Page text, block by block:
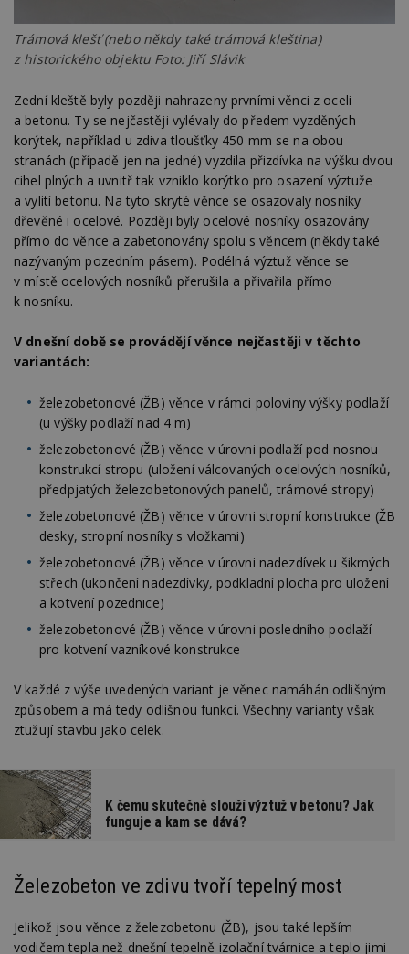
Trámová klešť (nebo někdy také trámová kleština)
z historického objektu Foto: Jiří Slávik
Zední kleště byly později nahrazeny prvními věnci z oceli
a betonu. Ty se nejčastěji vylévaly do předem vyzděných
korýtek, například u zdiva tloušťky 450 mm se na obou
stranách (případě jen na jedné) vyzdila přizdívka na výšku dvou
cihel plných a uvnitř tak vzniklo korýtko pro osazení výztuže
a vylití betonu. Na tyto skryté věnce se osazovaly nosníky
dřevěné i ocelové. Později byly ocelové nosníky osazovány
přímo do věnce a zabetonovány spolu s věncem (někdy také
nazývaným pozedním pásem). Podélná výztuž věnce se
v místě ocelových nosníků přerušila a přivařila přímo
k nosníku.
V dnešní době se provádějí věnce nejčastěji v těchto
variantách:
železobetonové (ŽB) věnce v rámci poloviny výšky podlaží
(u výšky podlaží nad 4 m)
železobetonové (ŽB) věnce v úrovni podlaží pod nosnou
konstrukcí stropu (uložení válcovaných ocelových nosníků,
předpjatých železobetonových panelů, trámové stropy)
železobetonové (ŽB) věnce v úrovni stropní konstrukce (ŽB
desky, stropní nosníky s vložkami)
železobetonové (ŽB) věnce v úrovni nadezdívek u šikmých
střech (ukončení nadezdívky, podkladní plocha pro uložení
a kotvení pozednice)
železobetonové (ŽB) věnce v úrovni posledního podlaží
pro kotvení vazníkové konstrukce
V každé z výše uvedených variant je věnec namáhán odlišným
způsobem a má tedy odlišnou funkci. Všechny varianty však
ztužují stavbu jako celek.
K čemu skutečně slouží výztuž v betonu? Jak
funguje a kam se dává?
Železobeton ve zdivu tvoří tepelný most
Jelikož jsou věnce z železobetonu (ŽB), jsou také lepším
vodičem tepla než dnešní tepelně izolační tvárnice a teplo jimi